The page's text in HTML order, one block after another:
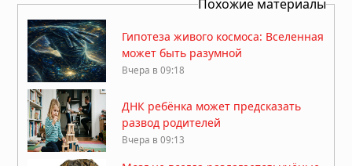
Похожие материалы
Гипотеза живого космоса: Вселенная
может быть разумной
Вчера в 09:18
ДНК ребёнка может предсказать
развод родителей
Вчера в 09:13